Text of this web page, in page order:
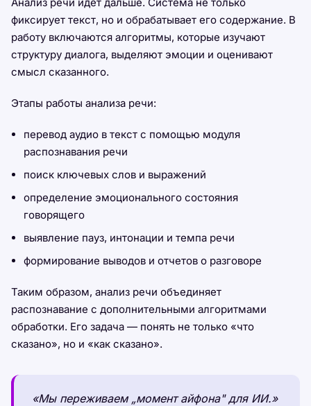
фиксирует текст, но и обрабатывает его содержание. В
работу включаются алгоритмы, которые изучают
структуру диалога, выделяют эмоции и оценивают
смысл сказанного.
Этапы работы анализа речи:
перевод аудио в текст с помощью модуля
распознавания речи
поиск ключевых слов и выражений
определение эмоционального состояния
говорящего
выявление пауз, интонации и темпа речи
формирование выводов и отчетов о разговоре
Таким образом, анализ речи объединяет
распознавание с дополнительными алгоритмами
обработки. Его задача — понять не только «что
сказано», но и «как сказано».
«Мы переживаем „момент айфона" для ИИ.»